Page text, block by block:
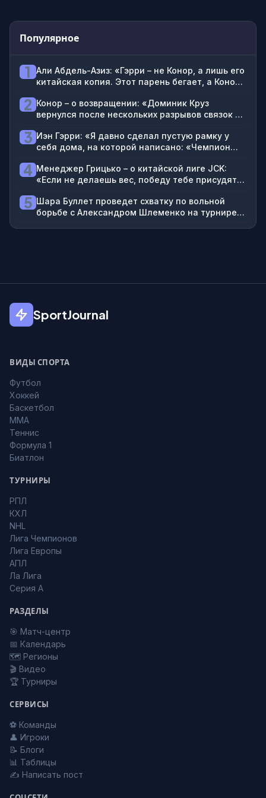
Популярное
1
Али Абдель-Азиз: «Гэрри – не Конор, а лишь его
китайская копия. Этот парень бегает, а Конор
2 Конор – о возвращении: «Доминик Круз
вернулся после нескольких разрывов связок и
3 Иэн Гэрри: «Я давно сделал пустую рамку у
себя дома, на которой написано: «Чемпион
4 Менеджер Грицько – о китайской лиге JCK:
«Если не делаешь вес, победу тебе присудят
если три раунда избивал соперника, но не
финишировал, это поражение»
5 Шара Буллет проведет схватку по вольной
борьбе с Александром Шлеменко на турнире
SportJournal
ВИДЫ СПОРТА
Футбол
Хоккей
Баскетбол
MMA
Теннис
Формула 1
Биатлон
ТУРНИРЫ
РПЛ
КХЛ
NHL
Лига Чемпионов
Лига Европы
АПЛ
Ла Лига
Серия А
РАЗДЕЛЫ
🎯 Матч-центр
📅 Календарь
🗺️ Регионы
🎬 Видео
🏆 Турниры
СЕРВИСЫ
⚽ Команды
👤 Игроки
📝 Блоги
📊 Таблицы
✍️ Написать пост